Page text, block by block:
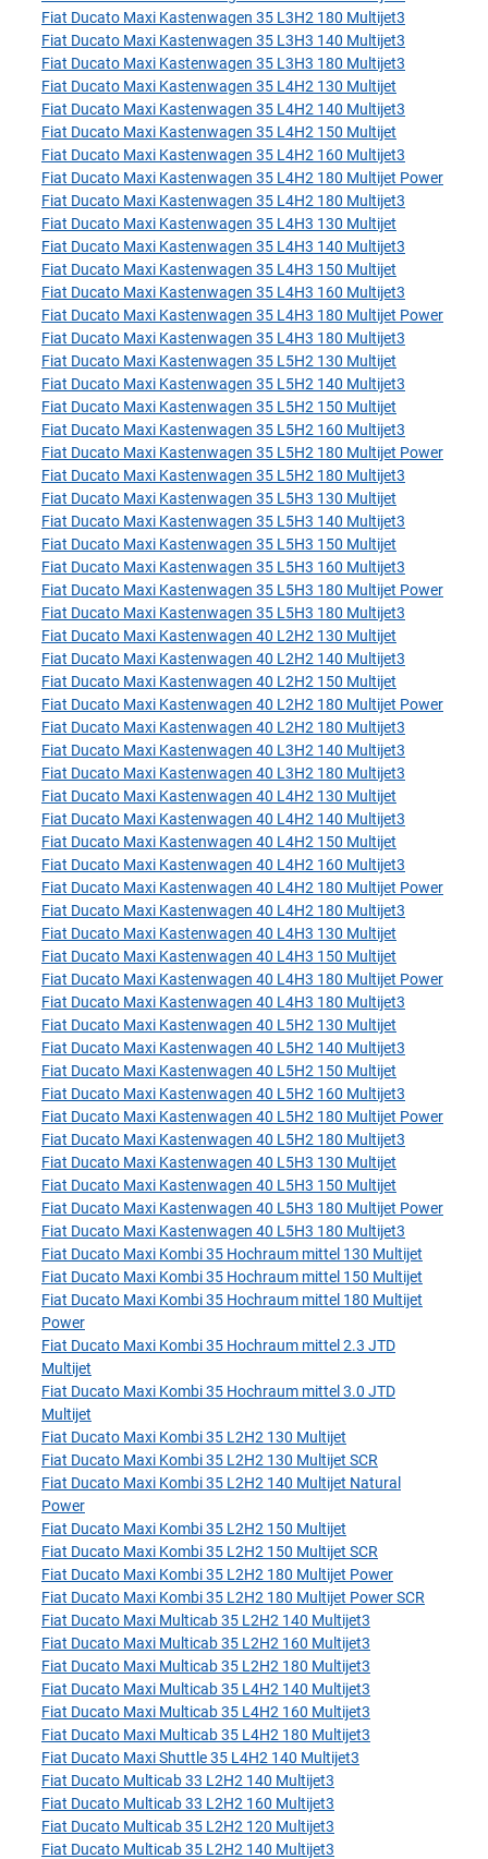
Fiat Ducato Maxi Kastenwagen 35 L3H2 180 Multijet3
Fiat Ducato Maxi Kastenwagen 35 L3H3 140 Multijet3
Fiat Ducato Maxi Kastenwagen 35 L3H3 180 Multijet3
Fiat Ducato Maxi Kastenwagen 35 L4H2 130 Multijet
Fiat Ducato Maxi Kastenwagen 35 L4H2 140 Multijet3
Fiat Ducato Maxi Kastenwagen 35 L4H2 150 Multijet
Fiat Ducato Maxi Kastenwagen 35 L4H2 160 Multijet3
Fiat Ducato Maxi Kastenwagen 35 L4H2 180 Multijet Power
Fiat Ducato Maxi Kastenwagen 35 L4H2 180 Multijet3
Fiat Ducato Maxi Kastenwagen 35 L4H3 130 Multijet
Fiat Ducato Maxi Kastenwagen 35 L4H3 140 Multijet3
Fiat Ducato Maxi Kastenwagen 35 L4H3 150 Multijet
Fiat Ducato Maxi Kastenwagen 35 L4H3 160 Multijet3
Fiat Ducato Maxi Kastenwagen 35 L4H3 180 Multijet Power
Fiat Ducato Maxi Kastenwagen 35 L4H3 180 Multijet3
Fiat Ducato Maxi Kastenwagen 35 L5H2 130 Multijet
Fiat Ducato Maxi Kastenwagen 35 L5H2 140 Multijet3
Fiat Ducato Maxi Kastenwagen 35 L5H2 150 Multijet
Fiat Ducato Maxi Kastenwagen 35 L5H2 160 Multijet3
Fiat Ducato Maxi Kastenwagen 35 L5H2 180 Multijet Power
Fiat Ducato Maxi Kastenwagen 35 L5H2 180 Multijet3
Fiat Ducato Maxi Kastenwagen 35 L5H3 130 Multijet
Fiat Ducato Maxi Kastenwagen 35 L5H3 140 Multijet3
Fiat Ducato Maxi Kastenwagen 35 L5H3 150 Multijet
Fiat Ducato Maxi Kastenwagen 35 L5H3 160 Multijet3
Fiat Ducato Maxi Kastenwagen 35 L5H3 180 Multijet Power
Fiat Ducato Maxi Kastenwagen 35 L5H3 180 Multijet3
Fiat Ducato Maxi Kastenwagen 40 L2H2 130 Multijet
Fiat Ducato Maxi Kastenwagen 40 L2H2 140 Multijet3
Fiat Ducato Maxi Kastenwagen 40 L2H2 150 Multijet
Fiat Ducato Maxi Kastenwagen 40 L2H2 180 Multijet Power
Fiat Ducato Maxi Kastenwagen 40 L2H2 180 Multijet3
Fiat Ducato Maxi Kastenwagen 40 L3H2 140 Multijet3
Fiat Ducato Maxi Kastenwagen 40 L3H2 180 Multijet3
Fiat Ducato Maxi Kastenwagen 40 L4H2 130 Multijet
Fiat Ducato Maxi Kastenwagen 40 L4H2 140 Multijet3
Fiat Ducato Maxi Kastenwagen 40 L4H2 150 Multijet
Fiat Ducato Maxi Kastenwagen 40 L4H2 160 Multijet3
Fiat Ducato Maxi Kastenwagen 40 L4H2 180 Multijet Power
Fiat Ducato Maxi Kastenwagen 40 L4H2 180 Multijet3
Fiat Ducato Maxi Kastenwagen 40 L4H3 130 Multijet
Fiat Ducato Maxi Kastenwagen 40 L4H3 150 Multijet
Fiat Ducato Maxi Kastenwagen 40 L4H3 180 Multijet Power
Fiat Ducato Maxi Kastenwagen 40 L4H3 180 Multijet3
Fiat Ducato Maxi Kastenwagen 40 L5H2 130 Multijet
Fiat Ducato Maxi Kastenwagen 40 L5H2 140 Multijet3
Fiat Ducato Maxi Kastenwagen 40 L5H2 150 Multijet
Fiat Ducato Maxi Kastenwagen 40 L5H2 160 Multijet3
Fiat Ducato Maxi Kastenwagen 40 L5H2 180 Multijet Power
Fiat Ducato Maxi Kastenwagen 40 L5H2 180 Multijet3
Fiat Ducato Maxi Kastenwagen 40 L5H3 130 Multijet
Fiat Ducato Maxi Kastenwagen 40 L5H3 150 Multijet
Fiat Ducato Maxi Kastenwagen 40 L5H3 180 Multijet Power
Fiat Ducato Maxi Kastenwagen 40 L5H3 180 Multijet3
Fiat Ducato Maxi Kombi 35 Hochraum mittel 130 Multijet
Fiat Ducato Maxi Kombi 35 Hochraum mittel 150 Multijet
Fiat Ducato Maxi Kombi 35 Hochraum mittel 180 Multijet
Power
Fiat Ducato Maxi Kombi 35 Hochraum mittel 2.3 JTD
Multijet
Fiat Ducato Maxi Kombi 35 Hochraum mittel 3.0 JTD
Multijet
Fiat Ducato Maxi Kombi 35 L2H2 130 Multijet
Fiat Ducato Maxi Kombi 35 L2H2 130 Multijet SCR
Fiat Ducato Maxi Kombi 35 L2H2 140 Multijet Natural
Power
Fiat Ducato Maxi Kombi 35 L2H2 150 Multijet
Fiat Ducato Maxi Kombi 35 L2H2 150 Multijet SCR
Fiat Ducato Maxi Kombi 35 L2H2 180 Multijet Power
Fiat Ducato Maxi Kombi 35 L2H2 180 Multijet Power SCR
Fiat Ducato Maxi Multicab 35 L2H2 140 Multijet3
Fiat Ducato Maxi Multicab 35 L2H2 160 Multijet3
Fiat Ducato Maxi Multicab 35 L2H2 180 Multijet3
Fiat Ducato Maxi Multicab 35 L4H2 140 Multijet3
Fiat Ducato Maxi Multicab 35 L4H2 160 Multijet3
Fiat Ducato Maxi Multicab 35 L4H2 180 Multijet3
Fiat Ducato Maxi Shuttle 35 L4H2 140 Multijet3
Fiat Ducato Multicab 33 L2H2 140 Multijet3
Fiat Ducato Multicab 33 L2H2 160 Multijet3
Fiat Ducato Multicab 35 L2H2 120 Multijet3
Fiat Ducato Multicab 35 L2H2 140 Multijet3